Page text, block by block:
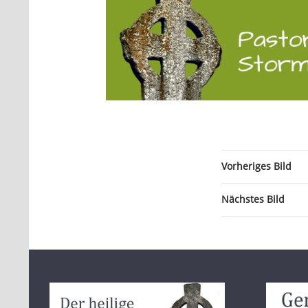
Vorheriges Bild
Nächstes Bild